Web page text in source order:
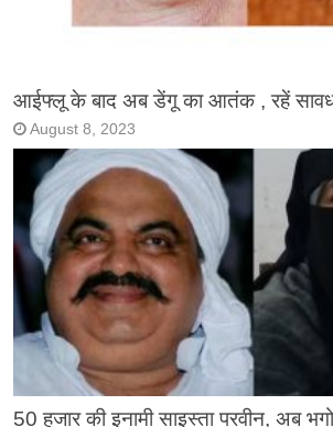
आईफ्लू के बाद अब डेंगू का आतंक , रहें
August 8, 2023
50 हजार की इनामी साइस्ता परवीन, अब